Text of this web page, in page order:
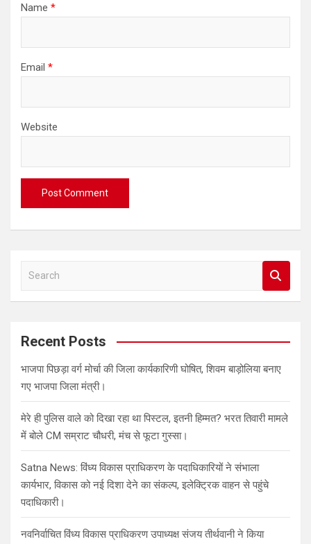
Name *
Email *
Website
a
c
Recent Posts
भाजपा पिछड़ा वर्ग मोर्चा की जिला कार्यकारिणी घोषित, शिवम बाड़ोलिया बनाए
गए भाजपा जिला मंत्री।
मेरे ही पुलिस वाले को दिखा रहा था पिस्टल, इतनी हिम्मत? भरत तिवारी मामले
में बोले CM सम्राट चौधरी, मंच से फूटा गुस्सा।
Satna News: विंध्य विकास प्राधिकरण के पदाधिकारियों ने संभाला
कार्यभार, विकास को नई दिशा देने का संकल्प, इलेक्ट्रिक वाहन से पहुंचे
पदाधिकारी।
नवनिर्वाचित विंध्य विकास प्राधिकरण उपाध्यक्ष संजय तीर्थवानी ने किया